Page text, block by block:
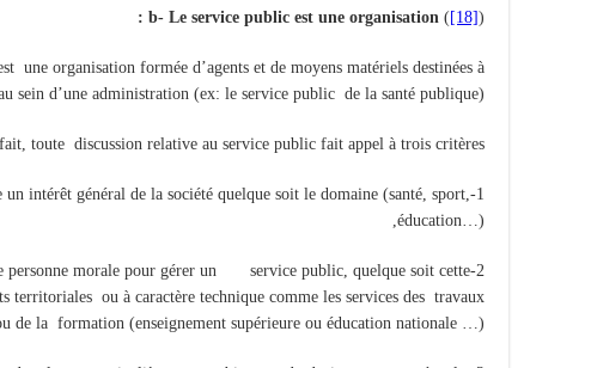
b- Le service public est une organisation ([18])
:
une organisation formée d’agents et de moyens matériels destinées à
sein d’une administration (ex: le service public de la santé publique).
toute discussion relative au service public fait appel à trois critères:
un intérêt général de la société quelque soit le domaine (santé, sport,
éducation…),
personne morale pour gérer un service public, quelque soit cette
territoriales ou à caractère technique comme les services des travaux
de la formation (enseignement supérieure ou éducation nationale …),